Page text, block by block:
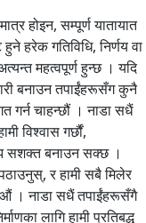
होइन, सम्पूर्ण यातायात
हरेक गतिविधि, निर्णय वा
महत्वपूर्ण हुन्छ । यदि
बनाउन तपाईंहरूसँग कुनै
गर्न चाहन्छौं । नाडा सधैं
विश्वास गर्छौं,
सशक्त बनाउन सक्छ ।
र हामी सबै मिलेर
। नाडा सधैं तपाईंहरूसँगै
लागि हामी प्रतिबद्ध